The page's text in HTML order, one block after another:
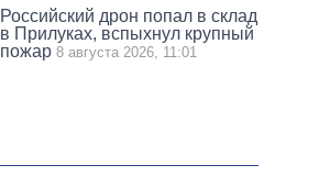
Российский дрон попал в склад
в Прилуках, вспыхнул крупный
пожар 8 августа 2026, 11:01